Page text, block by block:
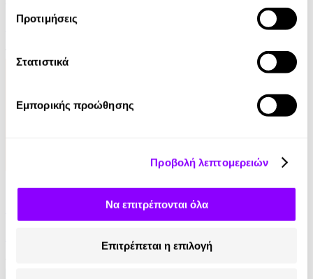
Προτιμήσεις
Στατιστικά
Εμπορικής προώθησης
Προβολή λεπτομερειών
Να επιτρέπονται όλα
Επιτρέπεται η επιλογή
Μάριος Μάζαρης
Πως λειτουργεί ο εγκέφαλος των παιδιών